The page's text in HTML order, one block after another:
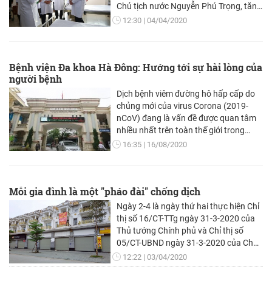
Chủ tịch nước Nguyễn Phú Trọng, tăng
cường các biện pháp cấp bách phòng,
12:30 04/04/2020
Bệnh viện Đa khoa Hà Đông: Hướng tới sự hài lòng của
người bệnh
Dịch bệnh viêm đường hô hấp cấp do
chủng mới của virus Corona (2019-
nCoV) đang là vấn đề được quan tâm
nhiều nhất trên toàn thế giới trong
suốt những ngày qua, khi hàng loạt
16:35 16/08/2020
Mỗi gia đình là một "pháo đài" chống dịch
Ngày 2-4 là ngày thứ hai thực hiện Chỉ
thị số 16/CT-TTg ngày 31-3-2020 của
Thủ tướng Chính phủ và Chỉ thị số
05/CT-UBND ngày 31-3-2020 của Chủ
tịch UBND thành phố Hà Nội về việc
cách ly xã hội trong vòng 15 ngày để
12:22 03/04/2020